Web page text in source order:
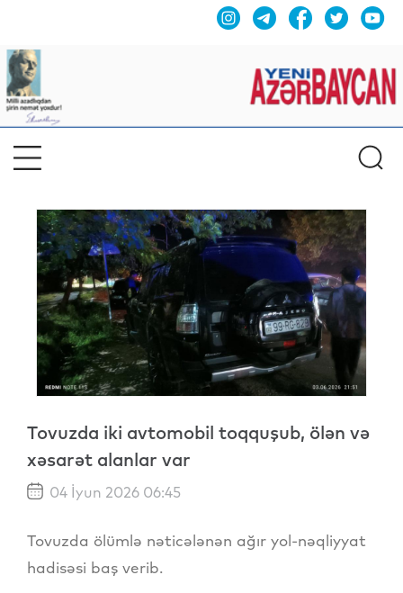
Tovuzda iki avtomobil toqquşub, ölən və
xəsarət alanlar var
04 İyun 2026 06:45
Tovuzda ölümlə nəticələnən ağır yol-nəqliyyat
hadisəsi baş verib.